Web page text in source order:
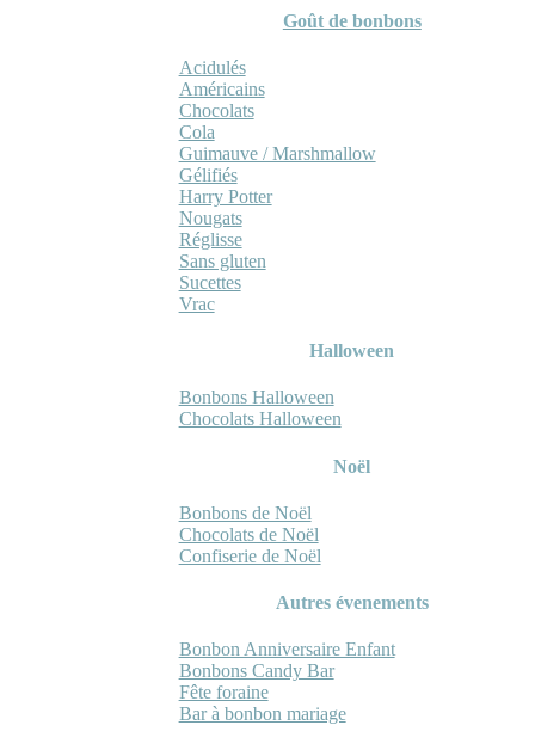
Goût de bonbons
Acidulés
Américains
Chocolats
Cola
Guimauve / Marshmallow
Gélifiés
Harry Potter
Nougats
Réglisse
Sans gluten
Sucettes
Vrac
Halloween
Bonbons Halloween
Chocolats Halloween
Noël
Bonbons de Noël
Chocolats de Noël
Confiserie de Noël
Autres évenements
Bonbon Anniversaire Enfant
Bonbons Candy Bar
Fête foraine
Bar à bonbon mariage